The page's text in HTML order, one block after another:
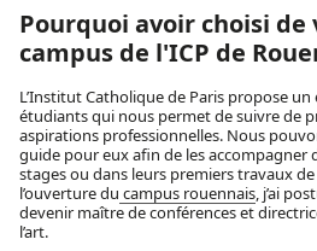
Pourquoi avoir choisi de
campus de l'ICP de
L’Institut Catholique de Paris propose
étudiants qui nous permet de suivre de
aspirations professionnelles. Nous
guide pour eux afin de les accompagner
stages ou dans leurs premiers travaux de
l’ouverture du campus rouennais, j’ai
devenir maître de conférences et
l’art.